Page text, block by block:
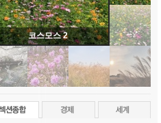
코스모스 2